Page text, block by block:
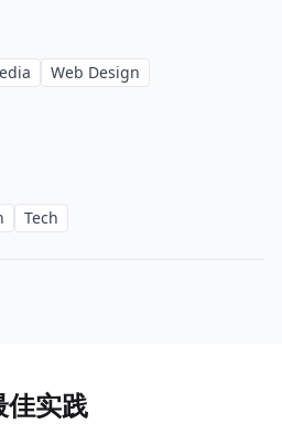
Web Design
Tech
佳实践